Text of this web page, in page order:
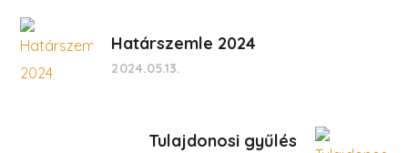
Határszemle 2024
2024.05.13.
Tulajdonosi gyűlés